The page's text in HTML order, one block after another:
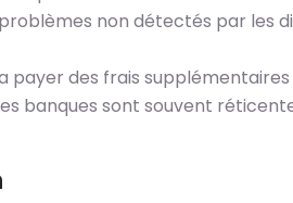
non détectés par
payer des frais
banques sont souvent